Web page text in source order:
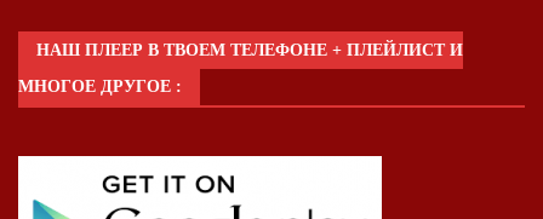
НАШ ПЛЕЕР В ТВОЕМ ТЕЛЕФОНЕ + ПЛЕЙЛИСТ И
МНОГОЕ ДРУГОЕ :